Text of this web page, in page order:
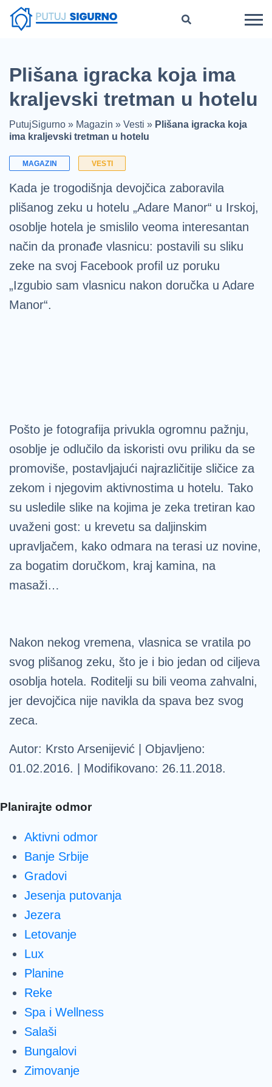
Plišana igracka koja ima
kraljevski tretman u hotelu
PutujSigurno » Magazin » Vesti » Plišana igracka koja
ima kraljevski tretman u hotelu
MAGAZIN VESTI
Kada je trogodišnja devojčica zaboravila
plišanog zeku u hotelu „Adare Manor“ u Irskoj,
osoblje hotela je smislilo veoma interesantan
način da pronađe vlasnicu: postavili su sliku
zeke na svoj Facebook profil uz poruku
„Izgubio sam vlasnicu nakon doručka u Adare
Manor“.
Pošto je fotografija privukla ogromnu pažnju,
osoblje je odlučilo da iskoristi ovu priliku da se
promoviše, postavljajući najrazličitije sličice za
zekom i njegovim aktivnostima u hotelu. Tako
su usledile slike na kojima je zeka tretiran kao
uvaženi gost: u krevetu sa daljinskim
upravljačem, kako odmara na terasi uz novine,
za bogatim doručkom, kraj kamina, na
masaži…
Nakon nekog vremena, vlasnica se vratila po
svog plišanog zeku, što je i bio jedan od ciljeva
osoblja hotela. Roditelji su bili veoma zahvalni,
jer devojčica nije navikla da spava bez svog
zeca.
Autor: Krsto Arsenijević | Objavljeno:
01.02.2016. | Modifikovano: 26.11.2018.
Planirajte odmor
Aktivni odmor
Banje Srbije
Gradovi
Jesenja putovanja
Jezera
Letovanje
Lux
Planine
Reke
Spa i Wellness
Salaši
Bungalovi
Zimovanje